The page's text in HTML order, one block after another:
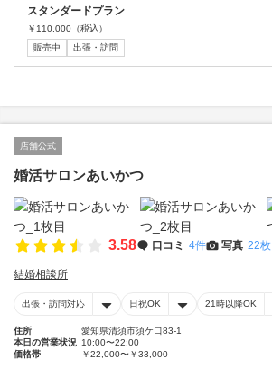
スタンダードプラン
￥ 110,000 （税込）
販売中
出張・訪問
店舗公式
婚活サロンあいかつ
3.58 口コミ 4件 写真 22枚
結婚相談所
出張・訪問対応 日祝OK 21時以降OK
住所
愛知県清須市須ケ口83-1
本日の営業状況 10:00〜22:00
価格帯
￥22,000〜￥33,000